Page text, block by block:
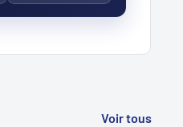
Voir tous